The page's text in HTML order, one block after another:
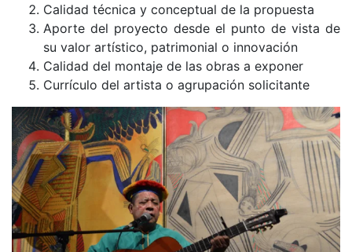
Calidad técnica y conceptual de la propuesta
Aporte del proyecto desde el punto de vista de
su valor artís­tico, patrimonial o innovación
Calidad del montaje de las obras a exponer
Currículo del artista o agrupación solicitante